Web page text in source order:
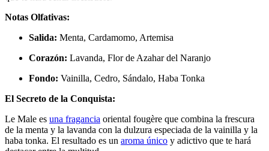
Notas Olfativas:
Salida: Menta, Cardamomo, Artemisa
Corazón: Lavanda, Flor de Azahar del Naranjo
Fondo: Vainilla, Cedro, Sándalo, Haba Tonka
El Secreto de la Conquista:
Le Male es una fragancia oriental fougère que combina la frescura
de la menta y la lavanda con la dulzura especiada de la vainilla y la
haba tonka. El resultado es un aroma único y adictivo que te hará